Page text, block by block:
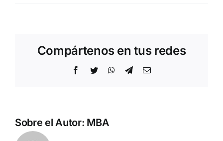
Compártenos en tus redes
Facebook
Twitter WhatsApp
TelegramCorreo
Sobre el Autor: MBA